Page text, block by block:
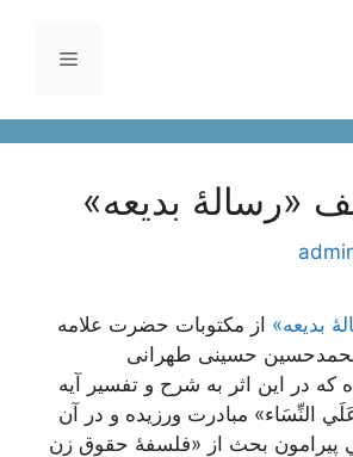
فهرست
«رسالۀ بدیعه»
بدیعه» از مکتوبات حضرت علامه
محمدحسین حسینی طهرانی
که در این اثر به شرح و تفسير آيه
النِّسَاء» مبادرت ورزیده و در آن‌
پیرامون بحث از «فلسفۀ حقوق زن